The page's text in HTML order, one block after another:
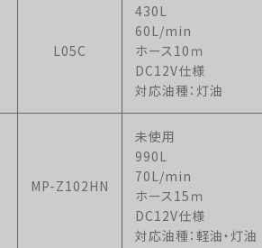
L05C
430L
60L/min
ホース10ｍ
DC12V仕様
対応油種：灯油
MP-Z102HN
未使用
990L
70L/min
ホース15ｍ
DC12V仕様
対応油種：軽油・灯油